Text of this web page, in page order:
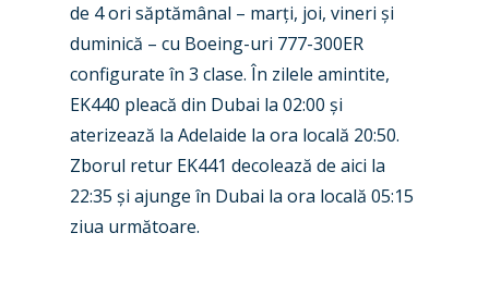
de 4 ori săptămânal – marți, joi, vineri și
duminică – cu Boeing-uri 777-300ER
configurate în 3 clase. În zilele amintite,
EK440 pleacă din Dubai la 02:00 și
aterizează la Adelaide la ora locală 20:50.
Zborul retur EK441 decolează de aici la
22:35 și ajunge în Dubai la ora locală 05:15
ziua următoare.
New Routes
Industry
Accidents / Incidents
Airshows
Dubai 2025
Paris 2025
Business Jets
Military